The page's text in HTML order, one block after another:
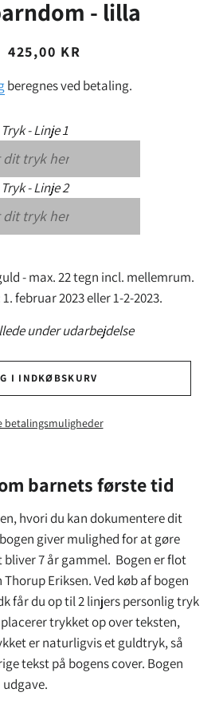
- lilla
Normalpris
Udsalgspris
425,00 KR
beregnes ved betaling.
Tryk - Linje 1
Tryk - Linje 2
- max. 22 tegn incl. mellemrum.
februar 2023 eller 1-2-2023.
under udarbejdelse
I INDKØBSKURV
betalingsmuligheder
barnets første tid
hvori du kan dokumentere dit
giver mulighed for at gøre
7 år gammel. Bogen er flot
Eriksen. Ved køb af bogen
får du op til 2 linjers personlig tryk
trykket op over teksten,
er naturligvis et guldtryk, så
tekst på bogens cover. Bogen
udgave.